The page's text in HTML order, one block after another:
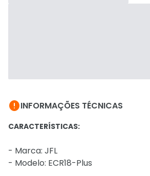
INFORMAÇÕES TÉCNICAS
CARACTERÍSTICAS:
- Marca: JFL
- Modelo: ECR18-Plus